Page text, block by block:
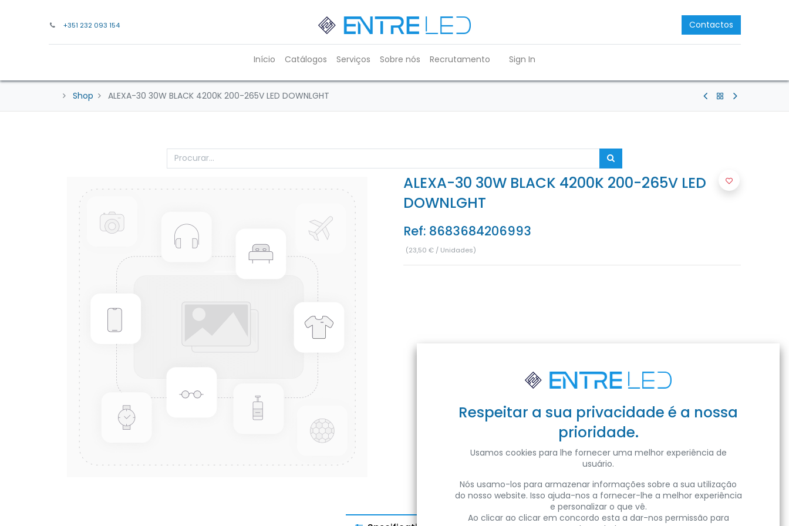
+351 232 093 154 Contactos
Início Catálogos Serviços Sobre nós Recrutamento Sign In
Shop ALEXA-30 30W BLACK 4200K 200-265V LED DOWNLGHT
ALEXA-30 30W BLACK 4200K 200-265V LED
DOWNLGHT
Ref: 8683684206993
(23,50 € / Unidades)
Respeitar a sua privacidade é a nossa
prioridade.
Usamos cookies para lhe fornecer uma melhor experiência de
usuário.
Nós usamo-los para armazenar informações sobre a sua utilização
do nosso website. Isso ajuda-nos a fornecer-lhe a melhor experiência
e personalizar o que vê.
Ao clicar ao clicar em concordo esta a dar-nos permissão para